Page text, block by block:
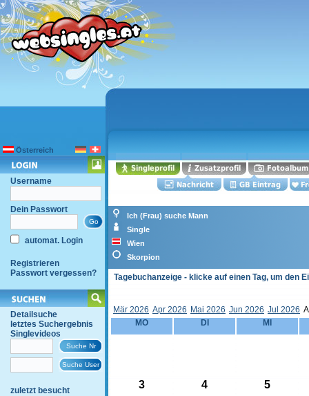
Österreich
Username
Dein Passwort
automat. Login
Registrieren
Passwort vergessen?
Detailsuche
letztes Suchergebnis
Singlevideos
zuletzt besucht
Ich (Frau) suche Mann
Single
Wien
Skorpion
Tagebuchanzeige - klicke auf einen Tag, um den
Mär 2026 Apr 2026 Mai 2026 Jun 2026 Jul 2026
MO
DI MI
3 4 5